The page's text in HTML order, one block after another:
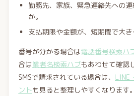
勤務先、家族、緊急連絡先への
か。
支払期限や金額が、短期間で大き
番号が分かる場合は電話番号検索ハ
合は業者名検索ハブもあわせて確認
SMSで請求されている場合は、 LINE
ントも見ると整理しやすくなります。